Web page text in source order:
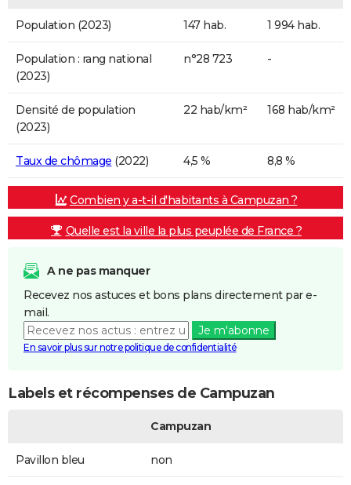
Population (2023) 147 hab. 1 994 hab.
Population : rang national
(2023)
n°28 723 -
Densité de population
(2023)
22 hab/km² 168 hab/km²
Taux de chômage (2022) 4,5 % 8,8 %
Combien y a-t-il d'habitants à Campuzan ?
Quelle est la ville la plus peuplée de France ?
A ne pas manquer
Recevez nos astuces et bons plans directement par e-
mail.
Je m'abonne
En savoir plus sur notre politique de confidentialité
Labels et récompenses de Campuzan
Campuzan
Pavillon bleu non